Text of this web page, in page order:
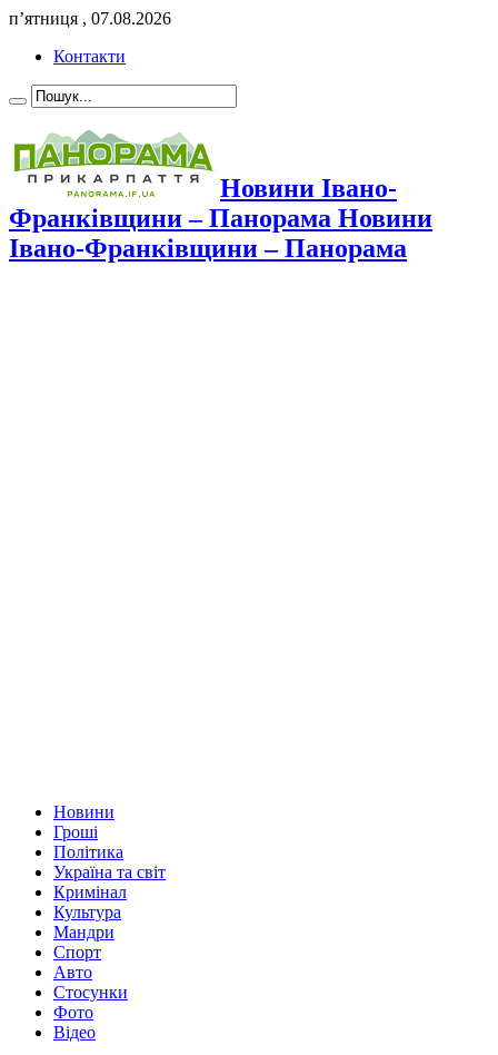
п’ятниця , 07.08.2026
Контакти
Новини Івано-
Франківщини – Панорама Новини
Івано-Франківщини – Панорама
Новини
Гроші
Політика
Україна та світ
Кримінал
Культура
Мандри
Спорт
Авто
Стосунки
Фото
Відео